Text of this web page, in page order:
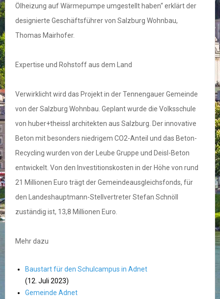
Ölheizung auf Wärmepumpe umgestellt haben“ erklärt der
designierte Geschäftsführer von Salzburg Wohnbau,
Thomas Mairhofer.
Expertise und Rohstoff aus dem Land
Verwirklicht wird das Projekt in der Tennengauer Gemeinde
von der Salzburg Wohnbau. Geplant wurde die Volksschule
von huber+theissl architekten aus Salzburg. Der innovative
Beton mit besonders niedrigem CO2-Anteil und das Beton-
Recycling wurden von der Leube Gruppe und Deisl-Beton
entwickelt. Von den Investitionskosten in der Höhe von rund
21 Millionen Euro trägt der Gemeindeausgleichsfonds, für
den Landeshauptmann-Stellvertreter Stefan Schnöll
zuständig ist, 13,8 Millionen Euro.
Mehr dazu
Baustart für den Schulcampus in Adnet
(12. Juli 2023)
Gemeinde Adnet